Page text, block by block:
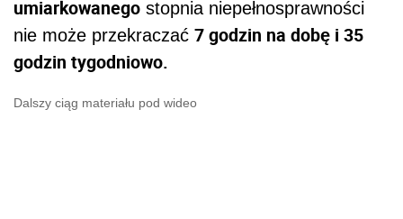
umiarkowanego stopnia niepełnosprawności
nie może przekraczać 7 godzin na dobę i 35
godzin tygodniowo.
Dalszy ciąg materiału pod wideo